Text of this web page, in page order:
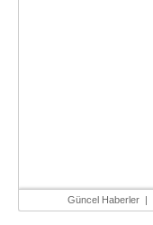
Güncel Haberler|